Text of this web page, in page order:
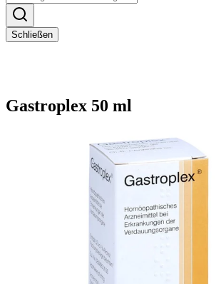
Schließen
Gastroplex 50 ml